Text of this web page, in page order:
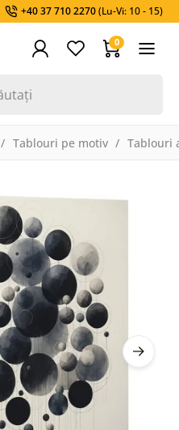
+40 37 710 2270(Lu-Vi: 10 - 15)
0
Tablouri pe motiv Tablouri